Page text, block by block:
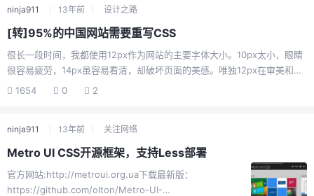
完全兼容IE6,IE9,IE10 5、如果希望对Firefox达到兼容，请先下载需要用到
的desaturate.svg文件并放置在于css文件同目录里，并然后配置服务器
MIME类型增加。如下扩展名:....
ninja911 13年前 设计之路
[转]95%的中国网站需要重写CSS
很长一段时间，我都使用12px作为网站的主要字体大小。10px太小，眼睛
很容易疲劳，14px虽容易看清，却破坏页面的美感。唯独12px在审美和视
力方面都恰到好处。 谁对我的网站字体大小有意见？ 我老爸，他是第一个
10px对于我的感觉。 于是我告诉他，在“查看”里调整“文字大小”就可以
了。但是却发现这是徒劳的。在Firefox能轻易调整的字体大小，怎么在IE
浪，网易，搜狐。它们的字...
1654 0 2
ninja911 13年前 关注网络
Metro UI CSS开源框架，支持Less部署
官方网站:http://metroui.org.ua下载最新版：
https://github.com/olton/Metro-UI-